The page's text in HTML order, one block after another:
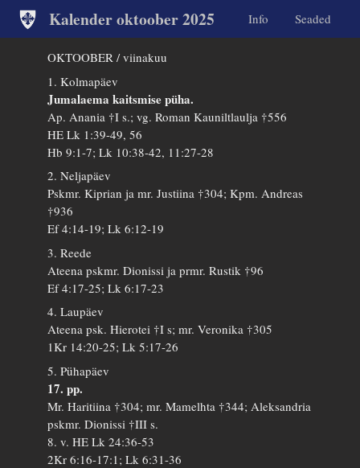
Kalender oktoober 2025 Info Seaded
OKTOOBER / viinakuu
1. Kolmapäev
Jumalaema kaitsmise püha.
Ap. Anania †I s.; vg. Roman Kauniltlaulja †556
HE Lk 1:39-49, 56
Hb 9:1-7; Lk 10:38-42, 11:27-28
2. Neljapäev
Pskmr. Kiprian ja mr. Justiina †304; Kpm. Andreas
†936
Ef 4:14-19; Lk 6:12-19
3. Reede
Ateena pskmr. Dionissi ja prmr. Rustik †96
Ef 4:17-25; Lk 6:17-23
4. Laupäev
Ateena psk. Hierotei †I s; mr. Veronika †305
1Kr 14:20-25; Lk 5:17-26
5. Pühapäev
17. pp.
Mr. Haritiina †304; mr. Mamelhta †344; Aleksandria
pskmr. Dionissi †III s.
8. v. HE Lk 24:36-53
2Kr 6:16-17:1; Lk 6:31-36